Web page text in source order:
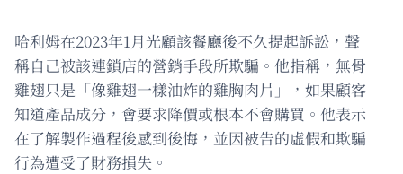
哈利姆在2023年1月光顧該餐廳後不久提起訴訟，聲
稱自己被該連鎖店的營銷手段所欺騙。他指稱，無骨
雞翅只是「像雞翅一樣油炸的雞胸肉片」，如果顧客
知道產品成分，會要求降價或根本不會購買。他表示
在了解製作過程後感到後悔，並因被告的虛假和欺騙
行為遭受了財務損失。